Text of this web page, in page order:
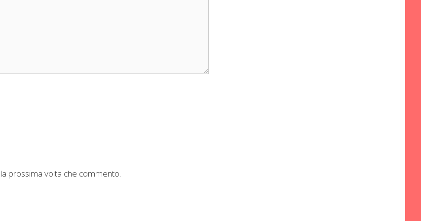
prossima volta che commento.